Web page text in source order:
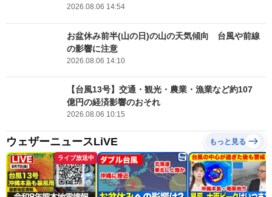
2026.08.06 14:54
お盆休み前半(山の日)の山の天気傾向 台風や前線
の影響に注意
2026.08.06 14:10
【台風13号】交通・観光・農業・漁業など約107
億円の経済影響のおそれ
2026.08.06 10:15
ウェザーニュースLiVE もっと見る
ライブ放送中